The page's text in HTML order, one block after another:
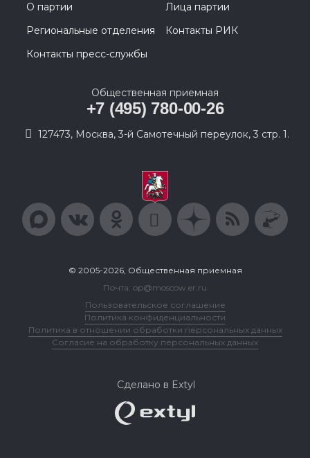
О партии
Лица партии
Региональные отделения
Контакты РИК
Контакты пресс-службы
Общественная приемная
+7 (495) 780-00-26
127473, Москва, 3-й Самотечный переулок, 3 стр. 1.
© 2005-2026, Общественная приемная
Почта: op@moscow.er.ru
Пользовательское соглашение
Политика конфиденциальности
Политика в отношении обработки персональных данных
Согласие на обработку персональных данных
Сделано в Extyl